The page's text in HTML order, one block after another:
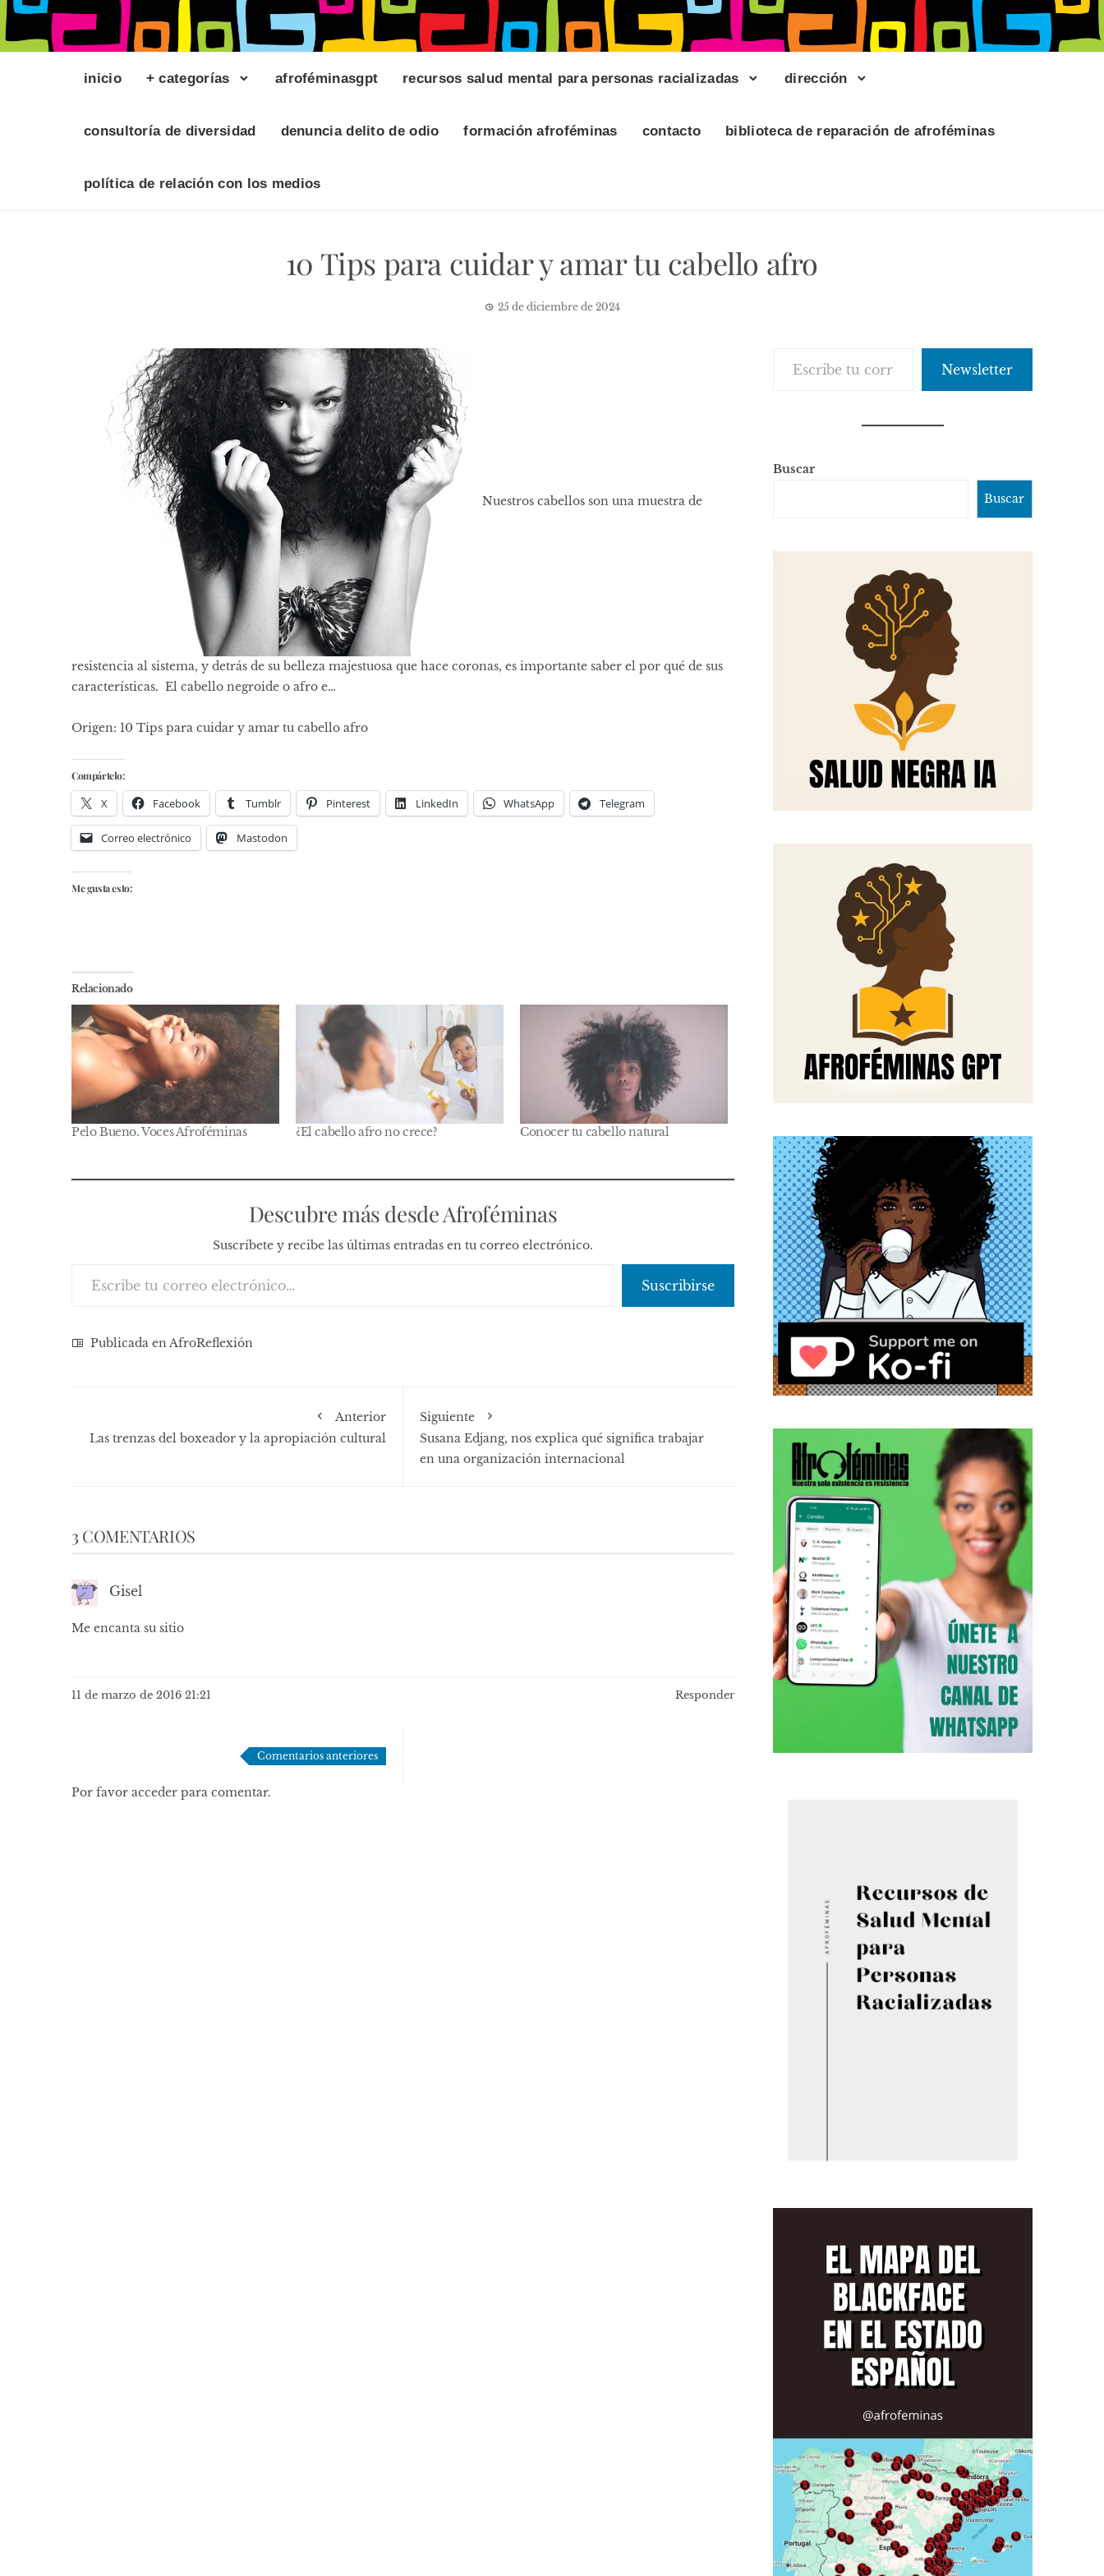
inicio + categorías afroféminasgpt recursos salud mental para personas racializadas dirección
consultoría de diversidad denuncia delito de odio formación afroféminas contacto biblioteca de reparación de afroféminas
política de relación con los medios
10 Tips para cuidar y amar tu cabello afro
25 de diciembre de 2024
Nuestros cabellos son una muestra de
resistencia al sistema, y detrás de su belleza majestuosa que hace coronas, es importante saber el por qué de sus
características. El cabello negroide o afro e…
Origen: 10 Tips para cuidar y amar tu cabello afro
Compártelo:
X Facebook Tumblr Pinterest LinkedIn WhatsApp Telegram
Correo electrónico Mastodon
Me gusta esto:
Relacionado
Pelo Bueno. Voces Afroféminas ¿El cabello afro no crece? Conocer tu cabello natural
Descubre más desde Afroféminas
Suscríbete y recibe las últimas entradas en tu correo electrónico.
Suscribirse
Publicada enAfroReflexión
Anterior
Las trenzas del boxeador y la apropiación cultural
Siguiente
Susana Edjang, nos explica qué significa trabajar
en una organización internacional
3 COMENTARIOS
Gisel
Me encanta su sitio
11 de marzo de 2016 21:21 Responder
comentarios
Comentarios anteriores
Por favor acceder para comentar.
Newsletter
Buscar
Buscar